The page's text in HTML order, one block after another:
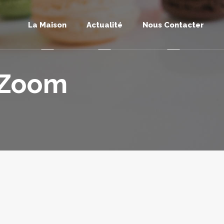
La Maison Actualité Nous Contacter